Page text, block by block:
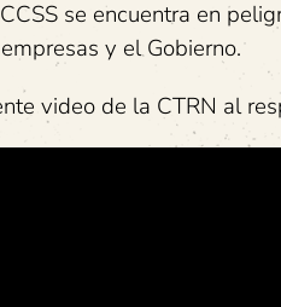
se encuentra en
y el Gobierno.
video de la CTRN al